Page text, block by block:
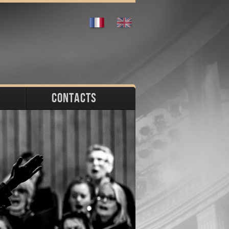
CONTACTS